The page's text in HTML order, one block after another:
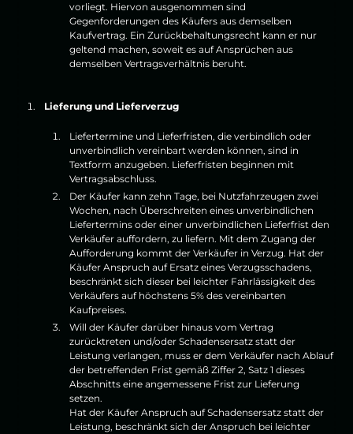
vorliegt. Hiervon ausgenommen sind
Gegenforderungen des Käufers aus demselben
Kaufvertrag. Ein Zurückbehaltungsrecht kann er nur
geltend machen, soweit es auf Ansprüchen aus
demselben Vertragsverhältnis beruht.
Lieferung und Lieferverzug
Liefertermine und Lieferfristen, die verbindlich oder
unverbindlich vereinbart werden können, sind in
Textform anzugeben. Lieferfristen beginnen mit
Vertragsabschluss.
Der Käufer kann zehn Tage, bei Nutzfahrzeugen zwei
Wochen, nach Überschreiten eines unverbindlichen
Liefertermins oder einer unverbindlichen Lieferfrist den
Verkäufer auffordern, zu liefern. Mit dem Zugang der
Aufforderung kommt der Verkäufer in Verzug. Hat der
Käufer Anspruch auf Ersatz eines Verzugsschadens,
beschränkt sich dieser bei leichter Fahrlässigkeit des
Verkäufers auf höchstens 5% des vereinbarten
Kaufpreises.
Will der Käufer darüber hinaus vom Vertrag
zurücktreten und/oder Schadensersatz statt der
Leistung verlangen, muss er dem Verkäufer nach Ablauf
der betreffenden Frist gemäß Ziffer 2, Satz 1 dieses
Abschnitts eine angemessene Frist zur Lieferung
setzen.
Hat der Käufer Anspruch auf Schadensersatz statt der
Leistung, beschränkt sich der Anspruch bei leichter